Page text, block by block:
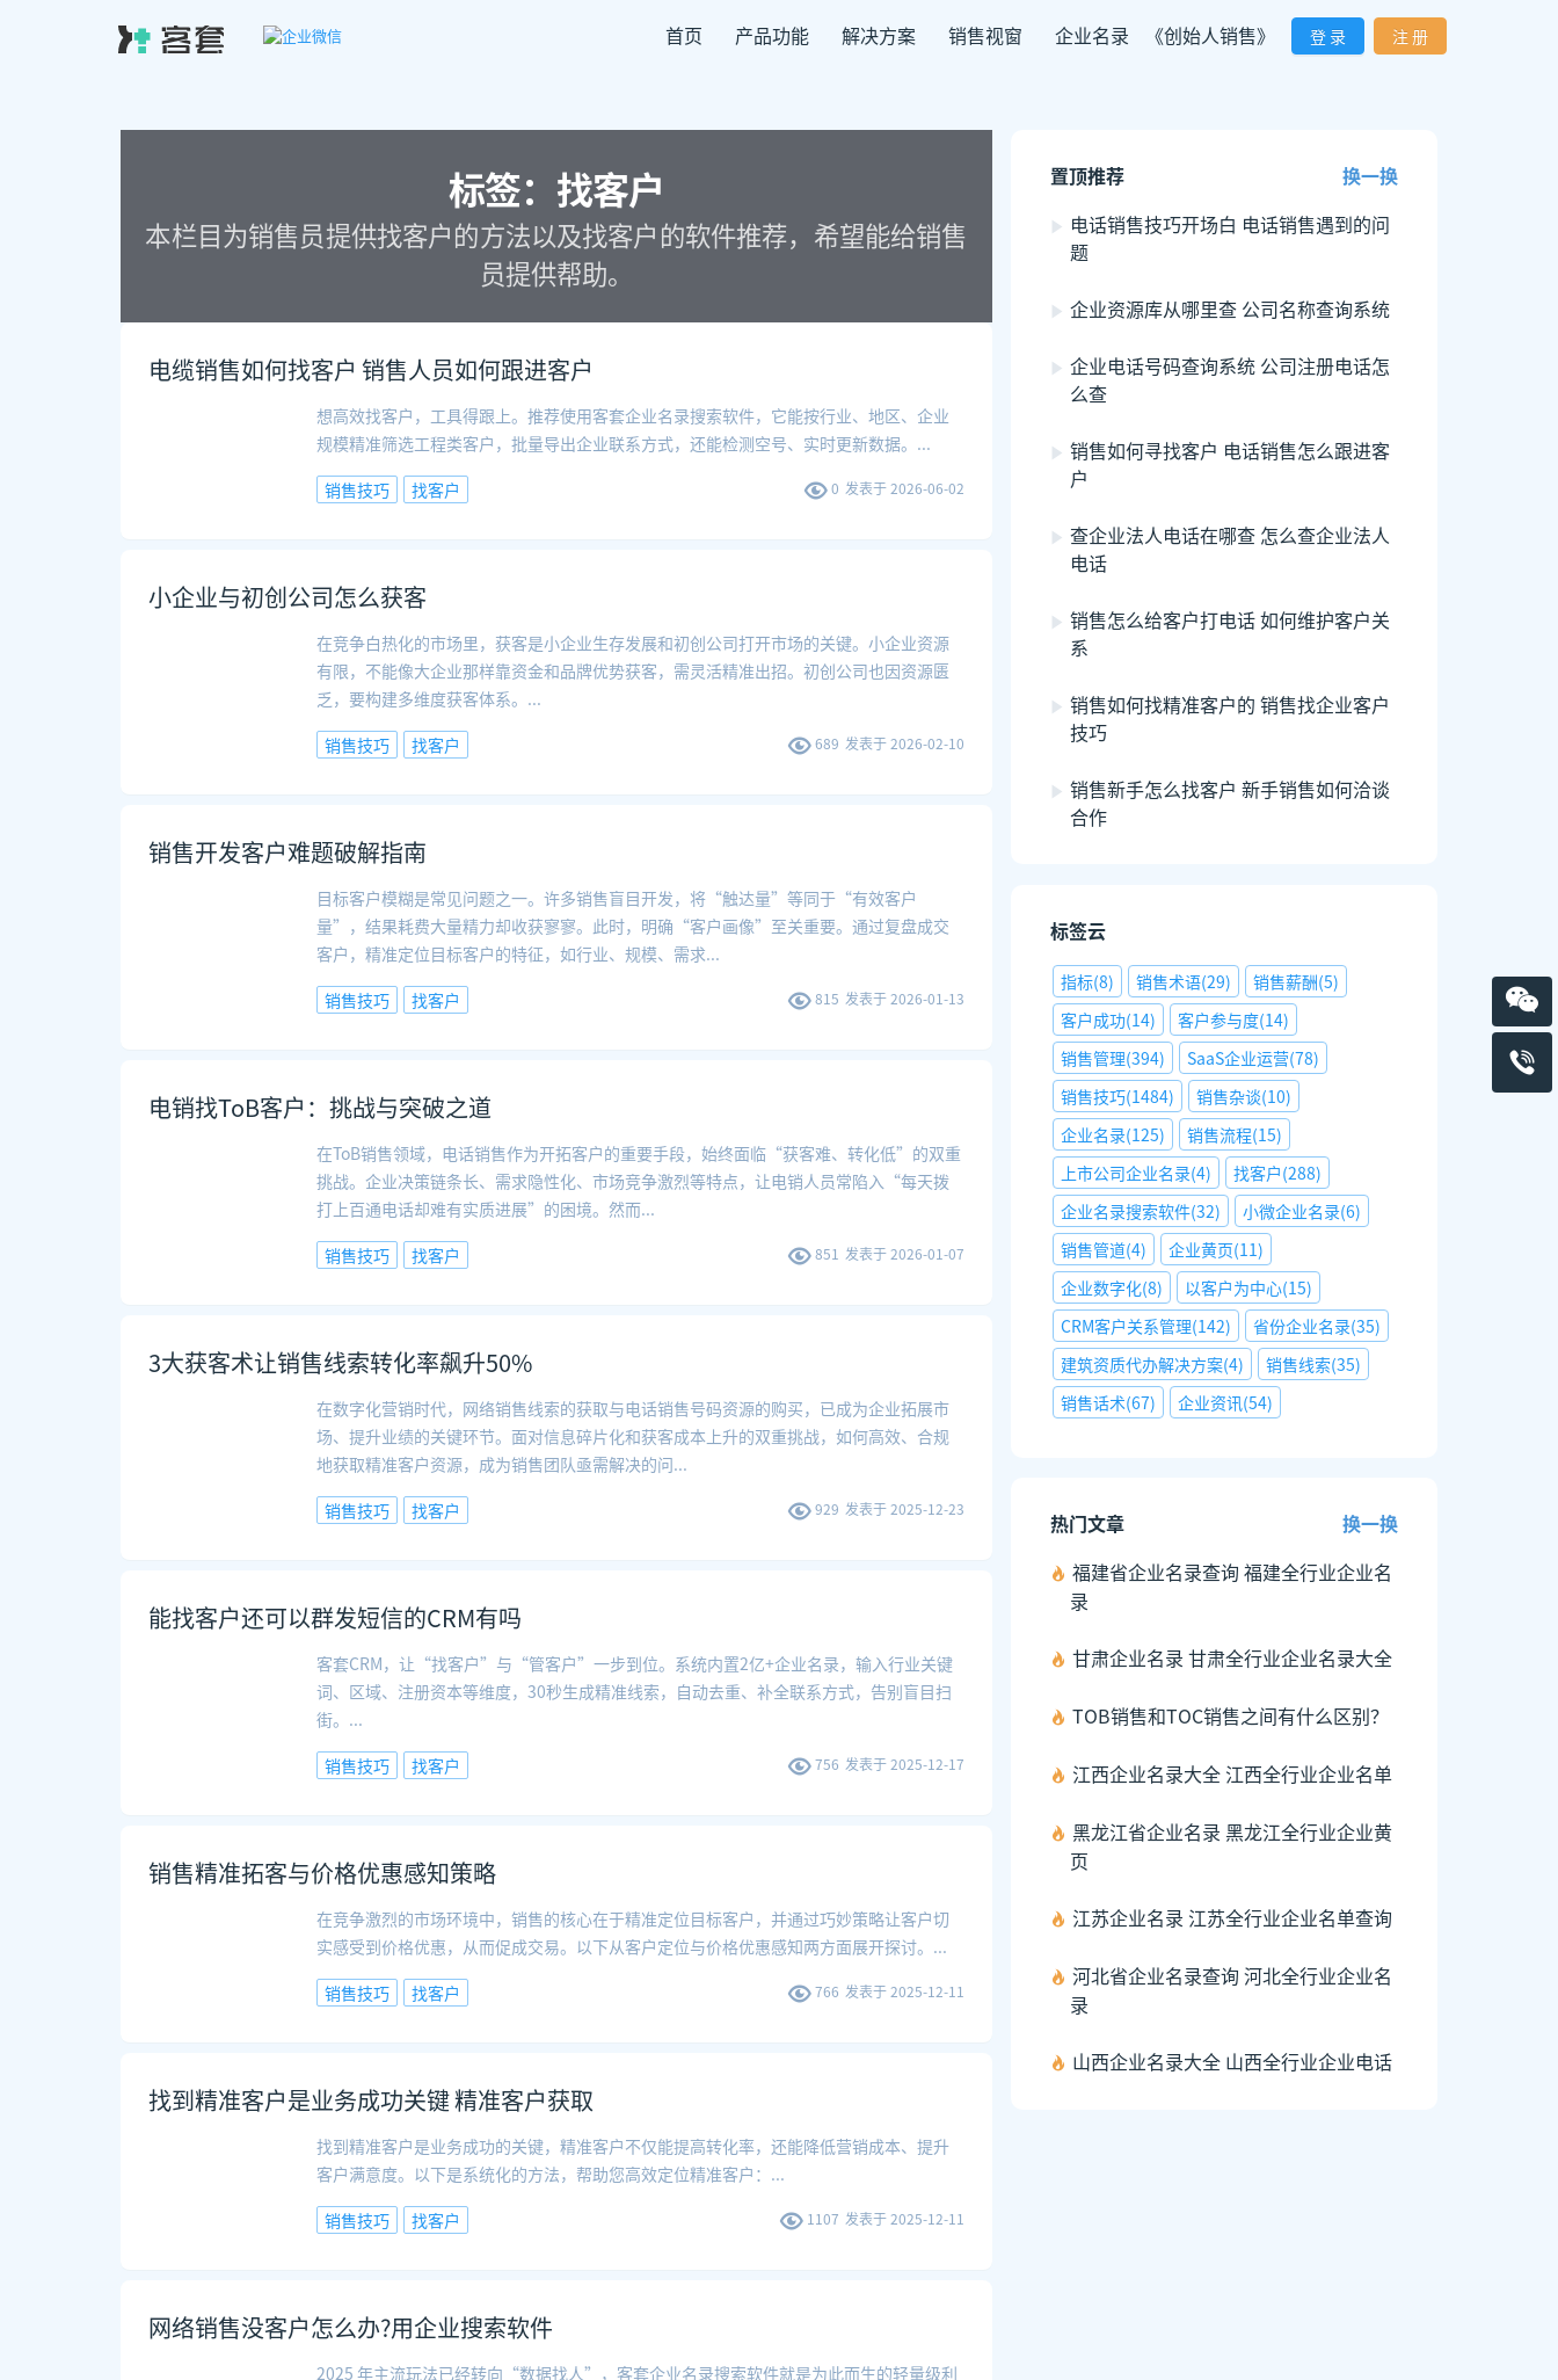
首页 产品功能 解决方案 销售视窗 企业名录 《创始人销售》 登 录 注 册
标签： 找客户
本栏目为销售员提供找客户的方法以及找客户的软件推荐，希望能给销售
员提供帮助。
电缆销售如何找客户 销售人员如何跟进客户
想高效找客户，工具得跟上。推荐使用客套企业名录搜索软件，它能按行业、地区、企业
规模精准筛选工程类客户，批量导出企业联系方式，还能检测空号、实时更新数据。 ...
销售技巧
找客户 0 发表于2026-06-02
小企业与初创公司怎么获客
在竞争白热化的市场里，获客是小企业生存发展和初创公司打开市场的关键。小企业资源
有限，不能像大企业那样靠资金和品牌优势获客，需灵活精准出招。初创公司也因资源匮
乏，要构建多维度获客体系。 ...
销售技巧
找客户 689 发表于2026-02-10
销售开发客户难题破解指南
目标客户模糊是常见问题之一。许多销售盲目开发，将“触达量”等同于“有效客户
量”，结果耗费大量精力却收获寥寥。此时，明确“客户画像”至关重要。通过复盘成交
客户，精准定位目标客户的特征，如行业、规模、需求...
销售技巧
找客户 815 发表于2026-01-13
电销找ToB客户：挑战与突破之道
在ToB销售领域，电话销售作为开拓客户的重要手段，始终面临“获客难、转化低”的双重
挑战。企业决策链条长、需求隐性化、市场竞争激烈等特点，让电销人员常陷入“每天拨
打上百通电话却难有实质进展”的困境。然而...
销售技巧
找客户 851 发表于2026-01-07
3大获客术让销售线索转化率飙升50%
在数字化营销时代，网络销售线索的获取与电话销售号码资源的购买，已成为企业拓展市
场、提升业绩的关键环节。面对信息碎片化和获客成本上升的双重挑战，如何高效、合规
地获取精准客户资源，成为销售团队亟需解决的问...
销售技巧
找客户 929 发表于2025-12-23
能找客户还可以群发短信的CRM有吗
客套CRM，让“找客户”与“管客户”一步到位。系统内置2亿+企业名录，输入行业关键
词、区域、注册资本等维度，30秒生成精准线索，自动去重、补全联系方式，告别盲目扫
街。 ...
销售技巧
找客户 756 发表于2025-12-17
销售精准拓客与价格优惠感知策略
在竞争激烈的市场环境中，销售的核心在于精准定位目标客户，并通过巧妙策略让客户切
实感受到价格优惠，从而促成交易。以下从客户定位与价格优惠感知两方面展开探讨。 ...
销售技巧
找客户 766 发表于2025-12-11
找到精准客户是业务成功关键 精准客户获取
找到精准客户是业务成功的关键，精准客户不仅能提高转化率，还能降低营销成本、提升
客户满意度。以下是系统化的方法，帮助您高效定位精准客户： ...
销售技巧
找客户 1107 发表于2025-12-11
网络销售没客户怎么办?用企业搜索软件
2025 年主流玩法已经转向“数据找人”，客套企业名录搜索软件就是为此而生的轻量级利
置顶推荐
换一换
电话销售技巧开场白 电话销售遇到的问
题
企业资源库从哪里查 公司名称查询系统
企业电话号码查询系统 公司注册电话怎
么查
销售如何寻找客户 电话销售怎么跟进客
户
查企业法人电话在哪查 怎么查企业法人
电话
销售怎么给客户打电话 如何维护客户关
系
销售如何找精准客户的 销售找企业客户
技巧
销售新手怎么找客户 新手销售如何洽谈
合作
标签云
指标(8) 销售术语(29) 销售薪酬(5)
客户成功(14) 客户参与度(14)
销售管理(394) SaaS企业运营(78)
销售技巧(1484) 销售杂谈(10)
企业名录(125) 销售流程(15)
上市公司企业名录(4) 找客户(288)
企业名录搜索软件(32) 小微企业名录(6)
销售管道(4) 企业黄页(11)
企业数字化(8) 以客户为中心(15)
CRM客户关系管理(142) 省份企业名录(35)
建筑资质代办解决方案(4) 销售线索(35)
销售话术(67) 企业资讯(54)
热门文章
换一换
福建省企业名录查询 福建全行业企业名
录
甘肃企业名录 甘肃全行业企业名录大全
TOB销售和TOC销售之间有什么区别？
江西企业名录大全 江西全行业企业名单
黑龙江省企业名录 黑龙江全行业企业黄
页
江苏企业名录 江苏全行业企业名单查询
河北省企业名录查询 河北全行业企业名
录
山西企业名录大全 山西全行业企业电话